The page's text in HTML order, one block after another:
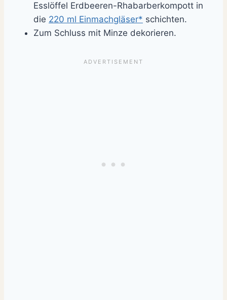
Esslöffel Erdbeeren-Rhabarberkompott in
die 220 ml Einmachgläser* schichten.
Zum Schluss mit Minze dekorieren.